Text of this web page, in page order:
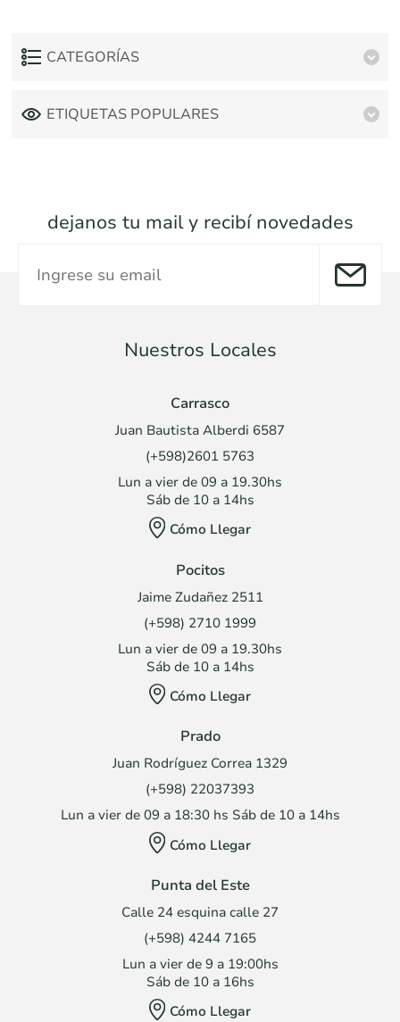
CATEGORÍAS
ETIQUETAS POPULARES
dejanos tu mail y recibí novedades
Nuestros Locales
Carrasco
Juan Bautista Alberdi 6587
(+598)2601 5763
Lun a vier de 09 a 19.30hs
Sáb de 10 a 14hs
Cómo Llegar
Pocitos
Jaime Zudañez 2511
(+598) 2710 1999
Lun a vier de 09 a 19.30hs
Sáb de 10 a 14hs
Cómo Llegar
Prado
Juan Rodríguez Correa 1329
(+598) 22037393
Lun a vier de 09 a 18:30 hs Sáb de 10 a 14hs
Cómo Llegar
Punta del Este
Calle 24 esquina calle 27
(+598) 4244 7165
Lun a vier de 9 a 19:00hs
Sáb de 10 a 16hs
Cómo Llegar